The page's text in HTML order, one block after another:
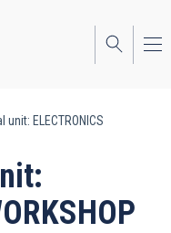
ELECTRONICS